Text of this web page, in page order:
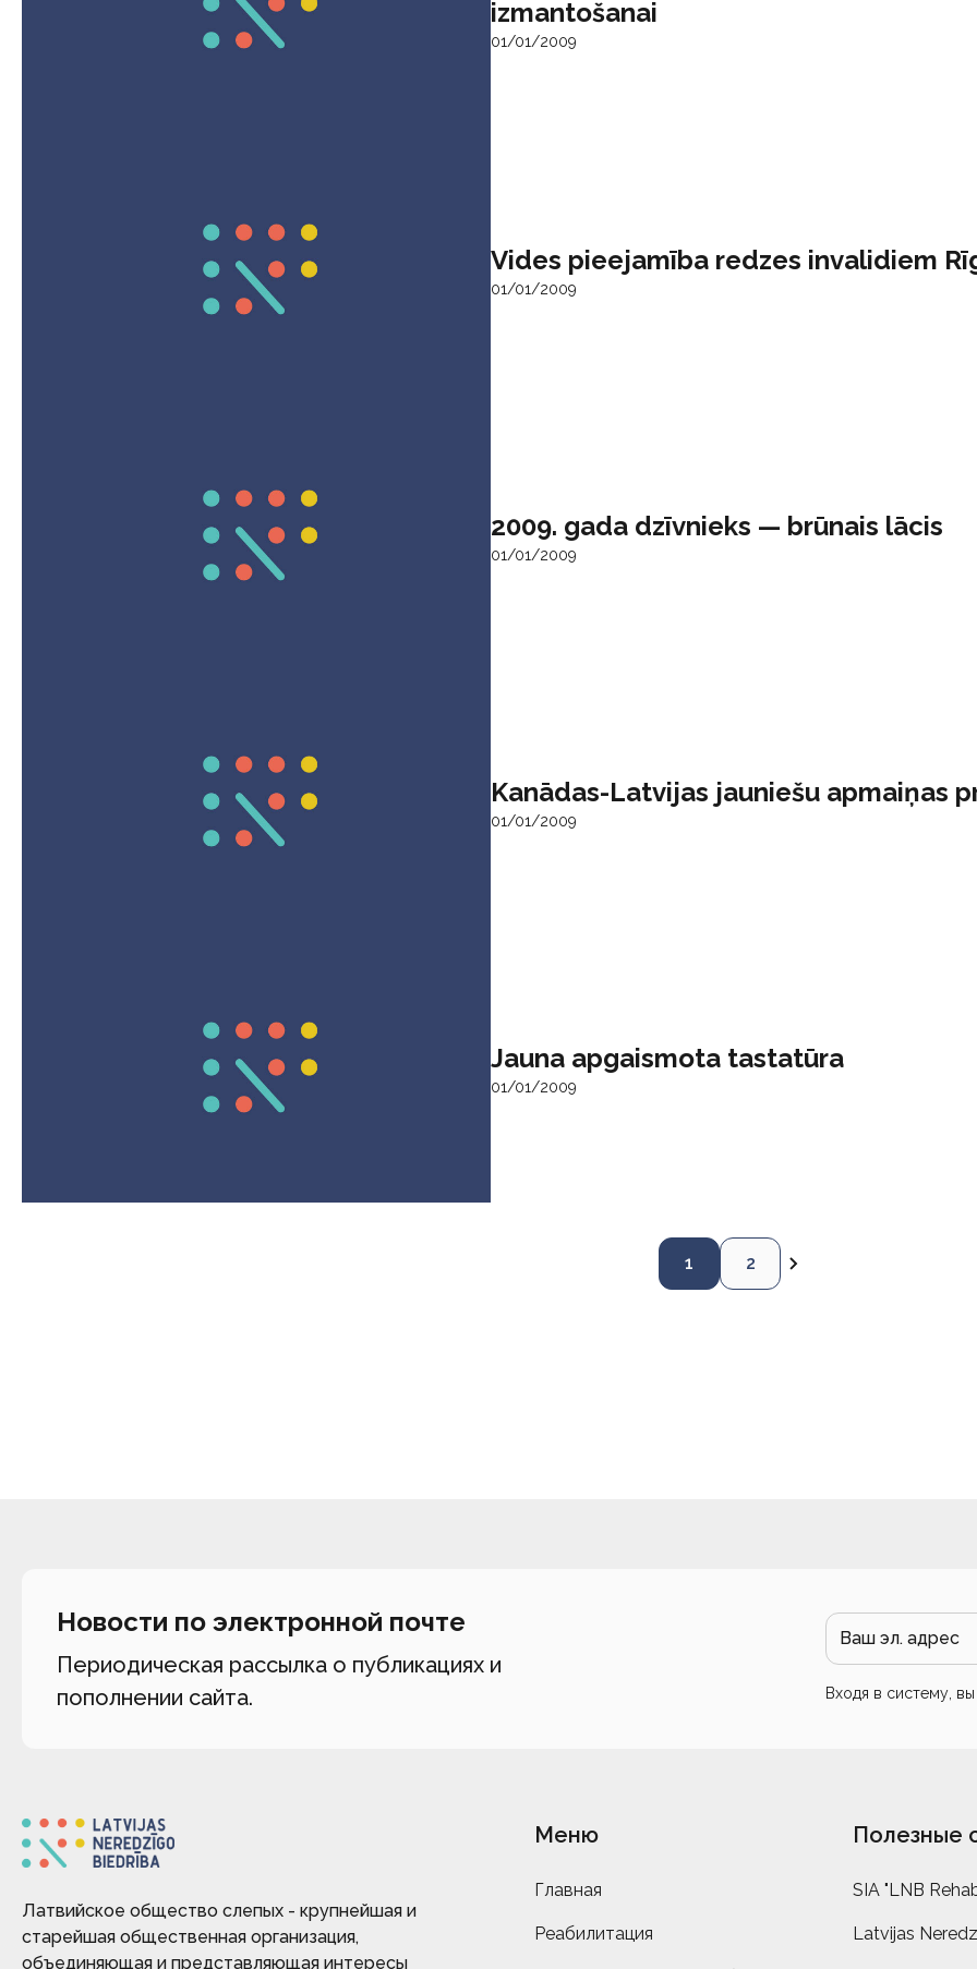
izmantošanai
01/01/2009
Vides pieejamība redzes invalidiem
01/01/2009
2009. gada dzīvnieks — brūnais lācis
01/01/2009
Kanādas-Latvijas jauniešu apmaiņas
01/01/2009
Jauna apgaismota tastatūra
01/01/2009
1 2
Новости по электронной почте
Периодическая рассылка о публикациях и
пополнении сайта.
Входя в систему,
Латвийское общество слепых - крупнейшая и
старейшая общественная организация,
объединяющая и представляющая интересы
Меню
Главная
Реабилитация
Полезные
SIA "LNB
Latvijas